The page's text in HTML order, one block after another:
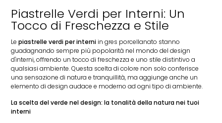
IT 
Piastrelle Verdi per Interni: Un
Tocco di Freschezza e Stile
Lepiastrelle verdi per interni in gres porcellanato stanno
guadagnando sempre più popolarità nel mondo del design
d'interni, offrendo un tocco di freschezza e uno stile distintivo a
qualsiasi ambiente. Questa scelta di colore non solo conferisce
una sensazione di natura e tranquillità, ma aggiunge anche un
elemento di design audace e moderno ad ogni tipo di ambiente.
La scelta del verde nel design: la tonalità della natura nei tuoi
interni